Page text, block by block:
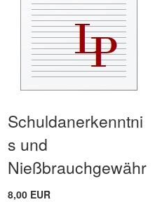
Schuldanerkenntni
s und
Nießbrauchgewähr
8,00 EUR